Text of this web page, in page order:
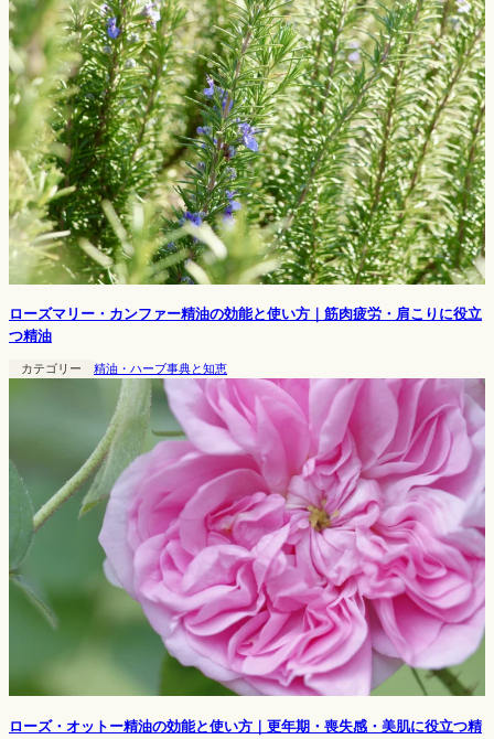
ローズマリー・カンファー精油の効能と使い方｜筋肉疲労・肩こりに役立
つ精油
カテゴリー 精油・ハーブ事典と知恵
ローズ・オットー精油の効能と使い方｜更年期・喪失感・美肌に役立つ精